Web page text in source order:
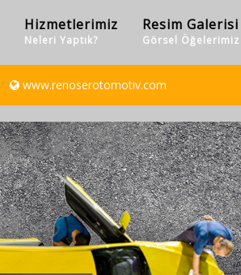
Hizmetlerimiz
Neleri Yaptık?
Resim Galerisi
Görsel Öğelerimiz
www.renoserotomotiv.com